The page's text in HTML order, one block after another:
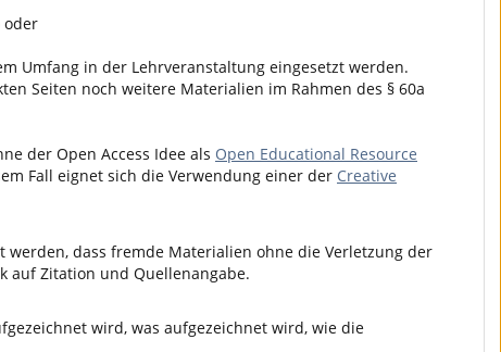
oder
Umfang in der Lehrveranstaltung eingesetzt werden.
Seiten noch weitere Materialien im Rahmen des § 60a
der Open Access Idee als Open Educational Resource
Fall eignet sich die Verwendung einer der Creative
dass fremde Materialien ohne die Verletzung der
auf Zitation und Quellenangabe.
wird, was aufgezeichnet wird, wie die